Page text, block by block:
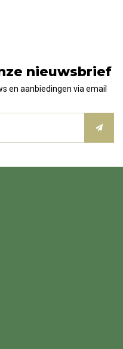
nieuwsbrief
en aanbiedingen via email